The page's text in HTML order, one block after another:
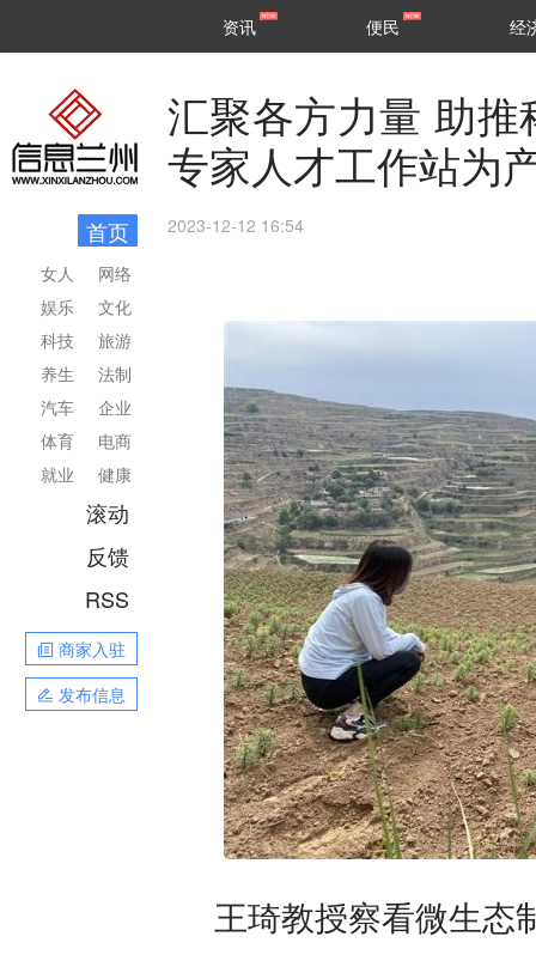
区县
资讯 便民 经
首页
网络
文化
旅游
法制
企业
电商
健康
女人
娱乐
科技
养生
汽车
体育
就业
滚动
反馈
RSS
商家入驻
发布信息
汇聚各方力量 助
专家人才工作站为
2023-12-12 16:54
王琦教授察看微生态